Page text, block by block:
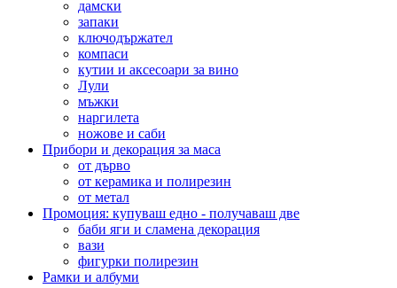
дамски
запаки
ключодържател
компаси
кутии и аксесоари за вино
Лули
мъжки
наргилета
ножове и саби
Прибори и декорация за маса
от дърво
от керамика и полирезин
от метал
Промоция: купуваш едно - получаваш две
баби яги и сламена декорация
вази
фигурки полирезин
Рамки и албуми